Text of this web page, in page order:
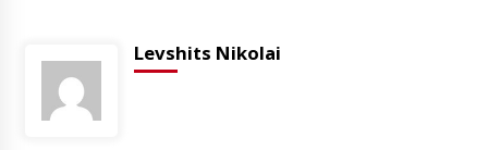
Levshits Nikolai